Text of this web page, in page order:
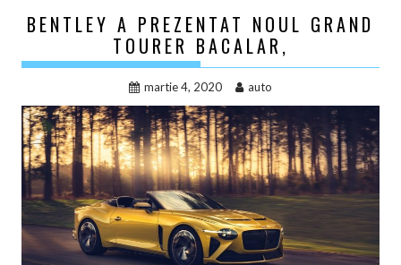
BENTLEY A PREZENTAT NOUL GRAND
TOURER BACALAR,
martie 4, 2020 auto